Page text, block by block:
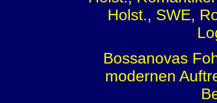
Holst., SWE,
Bossanovas
modernen